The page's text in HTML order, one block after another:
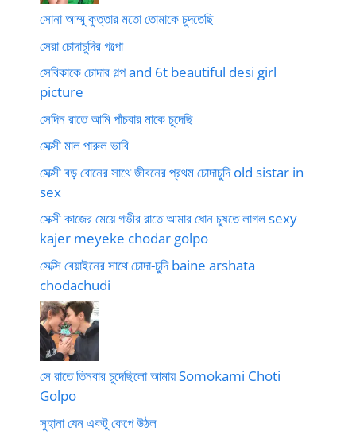
সোনা আম্মু কুত্তার মতো তোমাকে চুদতেছি
সেরা চোদাচুদির গল্পো
সেবিকাকে চোদার গল্প and 6t beautiful desi girl
picture
সেদিন রাতে আমি পাঁচবার মাকে চুদেছি
সেক্সী মাল পারুল ভাবি
সেক্সী বড় বোনের সাথে জীবনের প্রথম চোদাচুদি old sistar in
sex
সেক্সী কাজের মেয়ে গভীর রাতে আমার ধোন চুষতে লাগল sexy
kajer meyeke chodar golpo
সেক্সি বেয়াইনের সাথে চোদা-চুদি baine arshata
chodachudi
সে রাতে তিনবার চুদেছিলো আমায় Somokami Choti
Golpo
সুহানা যেন একটু কেপে উঠল